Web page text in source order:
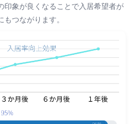
印象が良くなることで入居希望者が
つながります。